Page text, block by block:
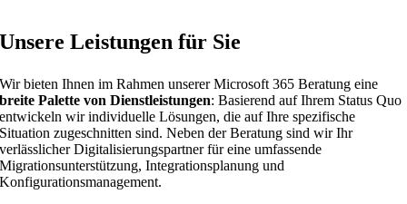
Unsere Leistungen für Sie
Wir bieten Ihnen im Rahmen unserer Microsoft 365 Beratung eine
breite Palette von Dienstleistungen: Basierend auf Ihrem Status Quo
entwickeln wir individuelle Lösungen, die auf Ihre spezifische
Situation zugeschnitten sind. Neben der Beratung sind wir Ihr
verlässlicher Digitalisierungspartner für eine umfassende
Migrationsunterstützung, Integrationsplanung und
Konfigurationsmanagement.